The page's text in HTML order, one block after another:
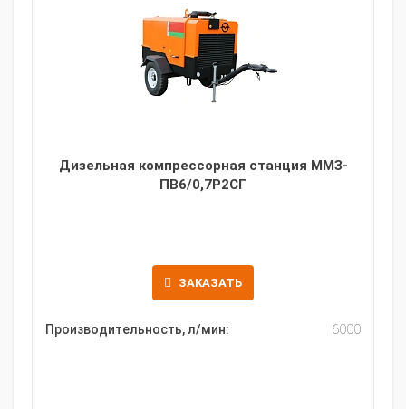
Дизельная компрессорная станция ММЗ-
ПВ6/0,7Р2СГ
ЗАКАЗАТЬ
Производительность, л/мин: 6000